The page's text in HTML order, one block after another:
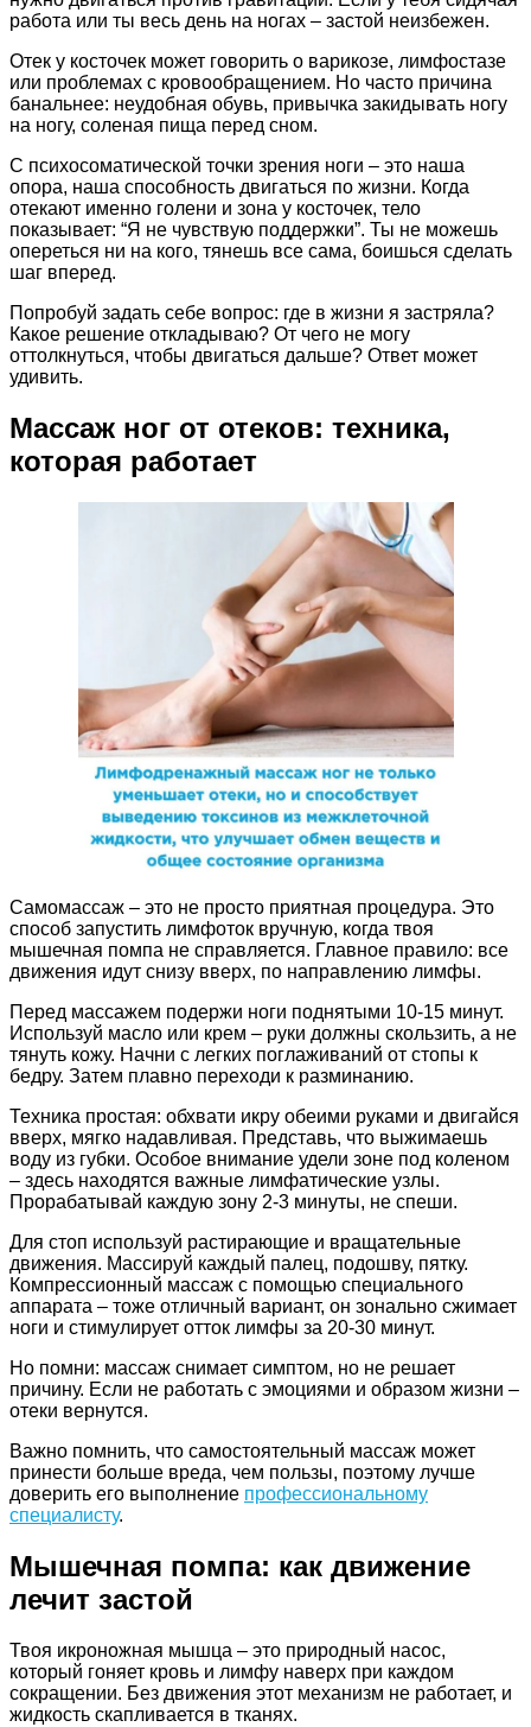
работа или ты весь день на ногах – застой неизбежен.
Отек у косточек может говорить о варикозе, лимфостазе
или проблемах с кровообращением. Но часто причина
банальнее: неудобная обувь, привычка закидывать ногу
на ногу, соленая пища перед сном.
С психосоматической точки зрения ноги – это наша
опора, наша способность двигаться по жизни. Когда
отекают именно голени и зона у косточек, тело
показывает: “Я не чувствую поддержки”. Ты не можешь
опереться ни на кого, тянешь все сама, боишься сделать
шаг вперед.
Попробуй задать себе вопрос: где в жизни я застряла?
Какое решение откладываю? От чего не могу
оттолкнуться, чтобы двигаться дальше? Ответ может
удивить.
Массаж ног от отеков: техника,
которая работает
Самомассаж – это не просто приятная процедура. Это
способ запустить лимфоток вручную, когда твоя
мышечная помпа не справляется. Главное правило: все
движения идут снизу вверх, по направлению лимфы.
Перед массажем подержи ноги поднятыми 10-15 минут.
Используй масло или крем – руки должны скользить, а не
тянуть кожу. Начни с легких поглаживаний от стопы к
бедру. Затем плавно переходи к разминанию.
Техника простая: обхвати икру обеими руками и двигайся
вверх, мягко надавливая. Представь, что выжимаешь
воду из губки. Особое внимание удели зоне под коленом
– здесь находятся важные лимфатические узлы.
Прорабатывай каждую зону 2-3 минуты, не спеши.
Для стоп используй растирающие и вращательные
движения. Массируй каждый палец, подошву, пятку.
Компрессионный массаж с помощью специального
аппарата – тоже отличный вариант, он зонально сжимает
ноги и стимулирует отток лимфы за 20-30 минут.
Но помни: массаж снимает симптом, но не решает
причину. Если не работать с эмоциями и образом жизни –
отеки вернутся.
​Важно помнить, что самостоятельный массаж может
принести больше вреда, чем пользы, поэтому лучше
доверить его выполнение профессиональному
специалисту.
Мышечная помпа: как движение
лечит застой
Твоя икроножная мышца – это природный насос,
который гоняет кровь и лимфу наверх при каждом
сокращении. Без движения этот механизм не работает, и
жидкость скапливается в тканях.